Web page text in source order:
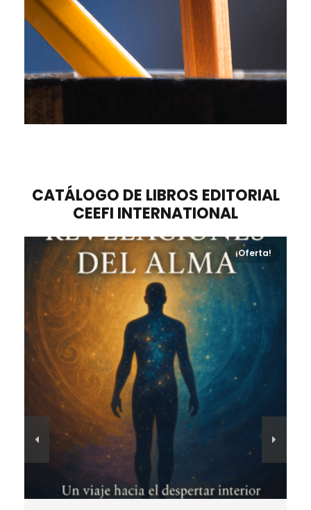
CATÁLOGO DE LIBROS EDITORIAL
CEEFI INTERNATIONAL
¡Oferta!